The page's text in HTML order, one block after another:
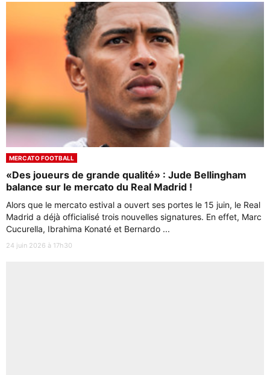
MERCATO FOOTBALL
«Des joueurs de grande qualité» : Jude Bellingham
balance sur le mercato du Real Madrid !
Alors que le mercato estival a ouvert ses portes le 15 juin, le Real
Madrid a déjà officialisé trois nouvelles signatures. En effet, Marc
Cucurella, Ibrahima Konaté et Bernardo ...
24 juin 2026 à 17h30